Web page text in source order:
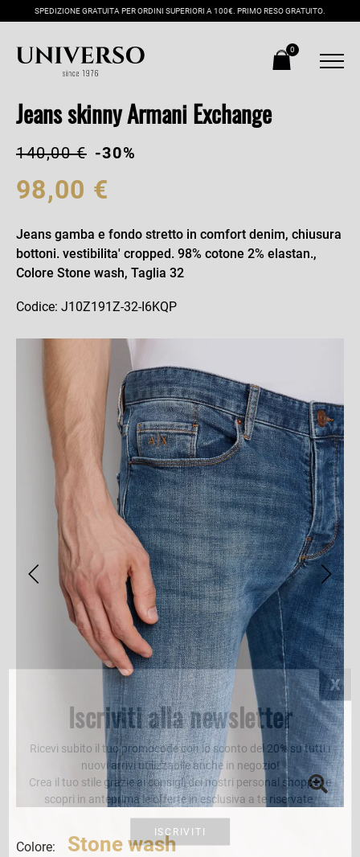
SPEDIZIONE GRATUITA PER ORDINI SUPERIORI A 100€. PRIMO RESO GRATUITO.
0
Jeans skinny Armani Exchange
140,00 € -30%
98,00 €
Jeans gamba e fondo stretto in comfort denim, chiusura
bottoni. vestibilita' cropped. 98% cotone 2% elastan.,
Colore Stone wash, Taglia 32
Codice: J10Z191Z-32-I6KQP
Colore: Stone wash
Iscriviti alla newsletter
Ricevi subito il tuo promocode con lo sconto del 20% su tutti i
nuovi arrivi utilizzabile anche in negozio!
Crea il tuo stile grazie ai consigli dei nostri personal shopper e
scopri in anteprima le offerte in esclusiva a te riservate.
ISCRIVITI